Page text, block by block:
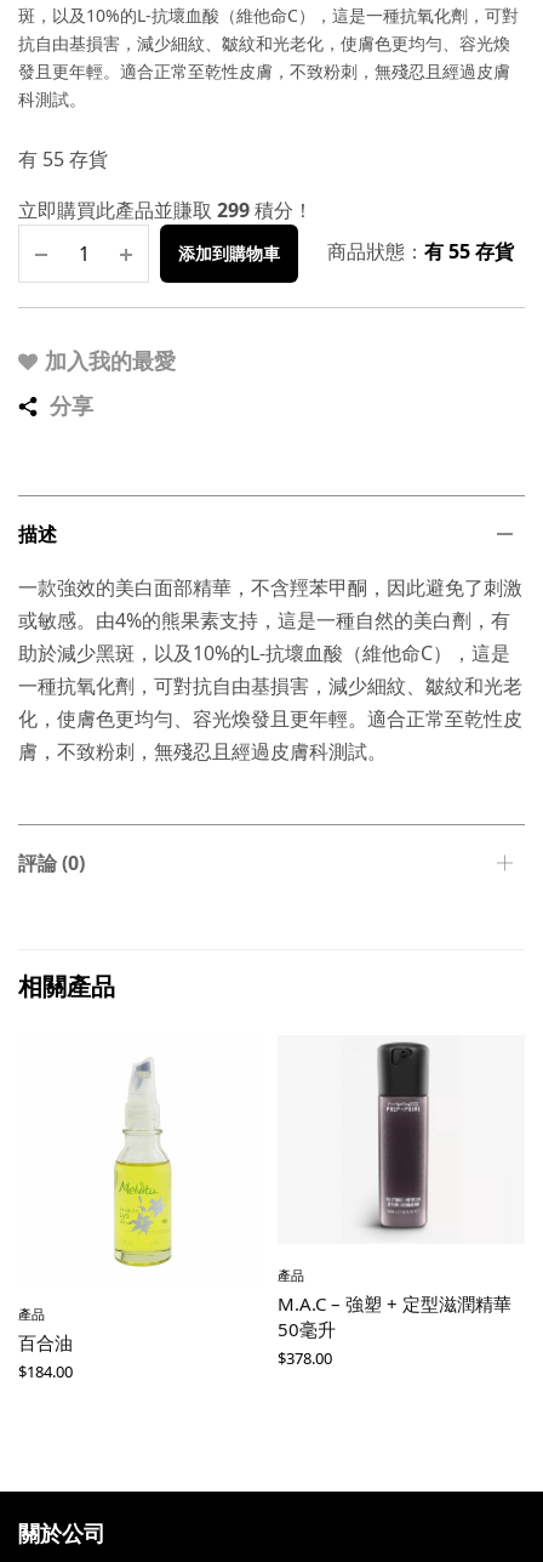
斑，以及10%的L-抗壞血酸（維他命C），這是一種抗氧化劑，可對
抗自由基損害，減少細紋、皺紋和光老化，使膚色更均勻、容光煥
發且更年輕。適合正常至乾性皮膚，不致粉刺，無殘忍且經過皮膚
科測試。
有 55 存貨
立即購買此產品並賺取 299積分！
添加到購物車 商品狀態： 有 55 存貨
加入我的最愛
分享
描述
一款強效的美白面部精華，不含羥苯甲酮，因此避免了刺激
或敏感。由4%的熊果素支持，這是一種自然的美白劑，有
助於減少黑斑，以及10%的L-抗壞血酸（維他命C），這是
一種抗氧化劑，可對抗自由基損害，減少細紋、皺紋和光老
化，使膚色更均勻、容光煥發且更年輕。適合正常至乾性皮
膚，不致粉刺，無殘忍且經過皮膚科測試。
評論 (0)
相關產品
產品
百合油
$184.00
產品
M.A.C – 強塑 + 定型滋潤精華
50毫升
$378.00
關於公司